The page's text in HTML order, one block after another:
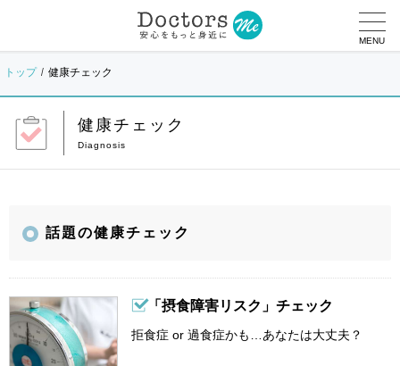
MENU
トップ 健康チェック
健康チェック
話題の健康チェック
「摂食障害リスク」チェック
拒食症 or 過食症かも…あなたは大丈夫？